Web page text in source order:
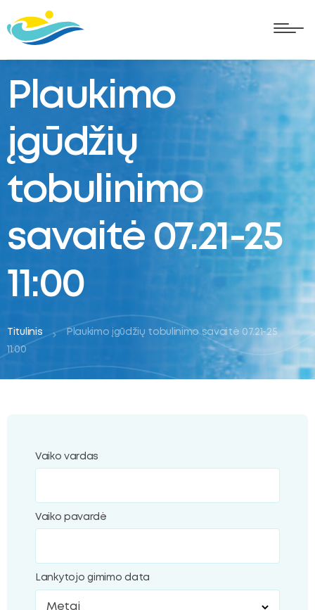
Plaukimo
įgūdžių
tobulinimo
savaitė 07.21-25
11:00
Titulinis Plaukimo įgūdžių tobulinimo savaitė 07.21-25
11:00
Vaiko vardas
Vaiko pavardė
Lankytojo gimimo data